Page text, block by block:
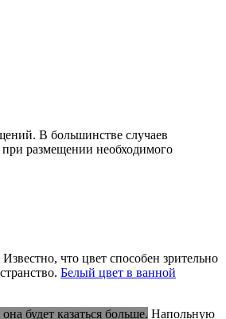
В большинстве случаев
при размещении необходимого
что цвет способен зрительно
Белый цвет в ванной
будет казаться больше. Напольную